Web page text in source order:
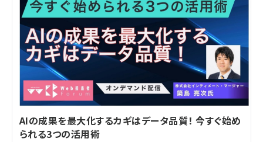
AIの成果を最大化するカギはデータ品質！ 今すぐ始め
られる3つの活用術